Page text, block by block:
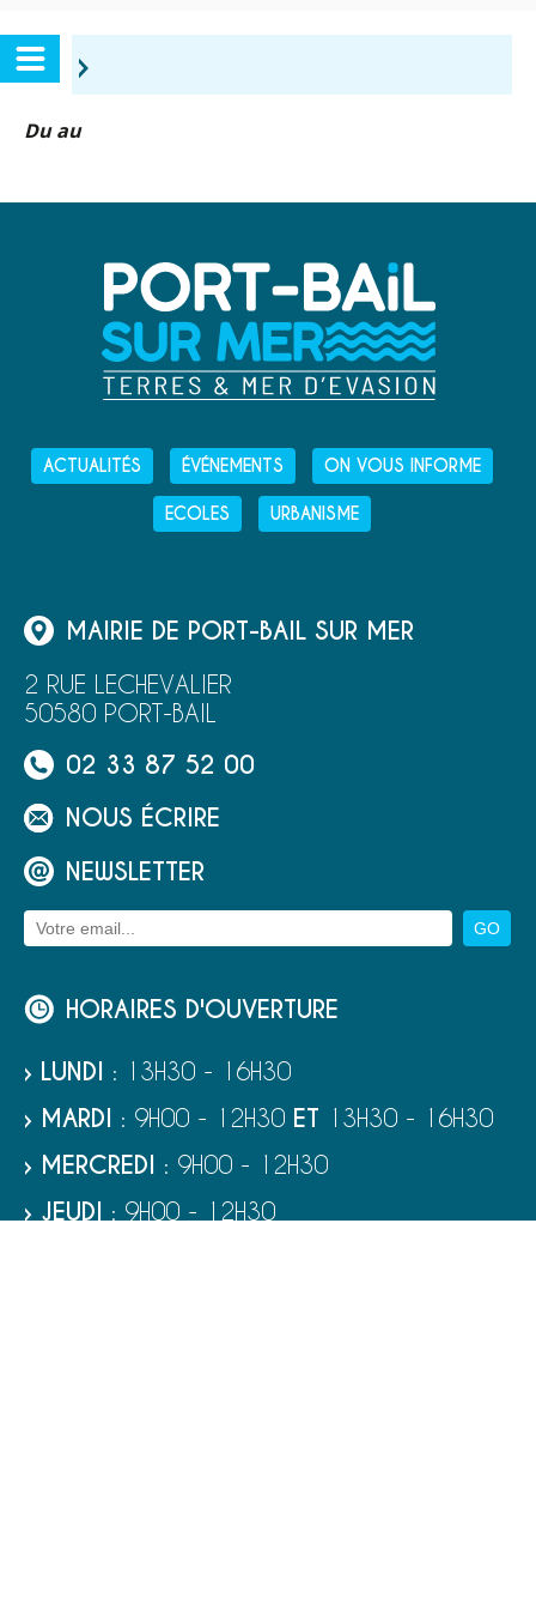
›
Du au
ACTUALITÉS ÉVÉNEMENTS ON VOUS INFORME
ECOLES URBANISME
MAIRIE DE PORT-BAIL SUR MER
2 RUE LECHEVALIER
50580 PORT-BAIL
02 33 87 52 00
NOUS ÉCRIRE
NEWSLETTER
HORAIRES D'OUVERTURE
› LUNDI : 13H30 - 16H30
› MARDI : 9H00 - 12H30 ET 13H30 - 16H30
› MERCREDI : 9H00 - 12H30
› JEUDI : 9H00 - 12H30